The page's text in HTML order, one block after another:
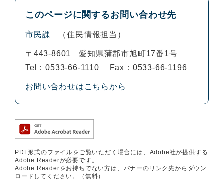
このページに関するお問い合わせ先
市民課 住民情報担当
〒443-8601
愛知県蒲郡市旭町17番1号
Tel：0533-66-1110
Fax：0533-66-1196
お問い合わせはこちらから
PDF形式のファイルをご覧いただく場合には、Adobe社が提供する
Adobe Readerが必要です。
Adobe Readerをお持ちでない方は、バナーのリンク先からダウン
ロードしてください。（無料）